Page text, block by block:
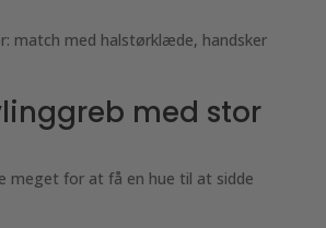
match med halstørklæde, handsker
med stor
meget for at få en hue til at sidde